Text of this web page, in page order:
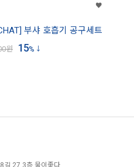
부샤 호흡기 공구세트
원 15%
길 27 3층 물이좋다